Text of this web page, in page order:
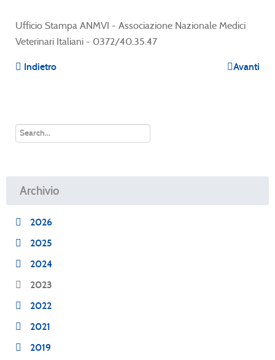
Ufficio Stampa ANMVI - Associazione Nazionale Medici
Veterinari Italiani - 0372/40.35.47
Indietro Avanti
Archivio
2026
2025
2024
2023
2022
2021
2019